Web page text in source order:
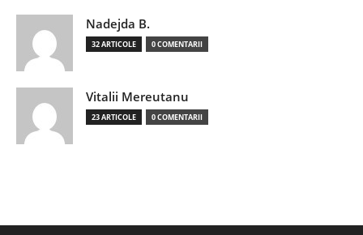
Nadejda B.
32 ARTICOLE 0 COMENTARII
Vitalii Mereutanu
23 ARTICOLE 0 COMENTARII